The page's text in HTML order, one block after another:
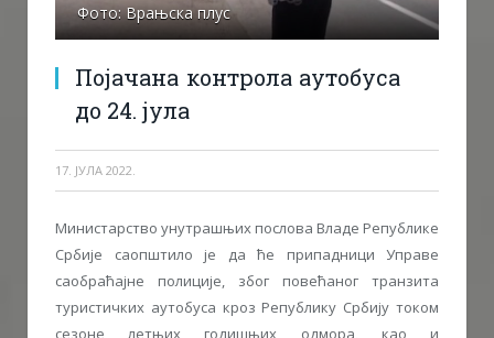
Фото: Врањска плус
Појачана контрола аутобуса
до 24. јула
17. ЈУЛА 2022.
Министарство унутрашњих послова Владе Републике
Србије саопштило је да ће припадници Управе
саобраћајне полиције, због повећаног транзита
туристичких аутобуса кроз Републику Србију током
сезоне летњих годишњих одмора, као и